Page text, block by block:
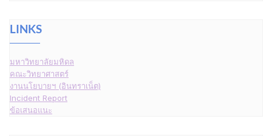
LINKS
มหาวิทยาลัยมหิดล
คณะวิทยาศาสตร์
งานนโยบายฯ (อินทราเน็ต)
Incident Report
ข้อเสนอแนะ